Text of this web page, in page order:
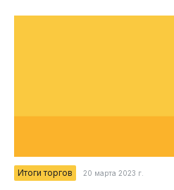
Итоги торгов 20 марта 2023 г.